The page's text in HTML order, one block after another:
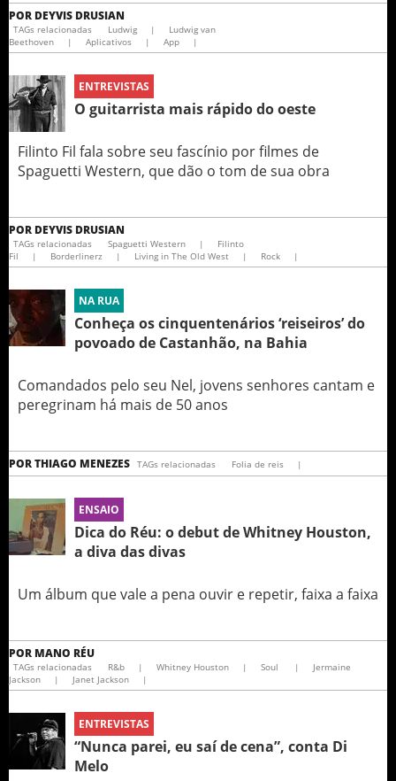
POR DEYVIS DRUSIAN
TAGs relacionadas Ludwig |
Ludwig van
Beethoven
| Aplicativos | App |
ENTREVISTAS
O guitarrista mais rápido do oeste
Filinto Fil fala sobre seu fascínio por filmes de
Spaguetti Western, que dão o tom de sua obra
POR DEYVIS DRUSIAN
TAGs relacionadas Spaguetti Western |
Filinto
Fil
| Borderlinerz | Living in The Old West | Rock |
NA RUA
Conheça os cinquentenários ‘reiseiros’ do
povoado de Castanhão, na Bahia
Comandados pelo seu Nel, jovens senhores cantam e
peregrinam há mais de 50 anos
PORTHIAGO MENEZES TAGs relacionadas Folia de reis |
ENSAIO
Dica do Réu: o debut de Whitney Houston,
a diva das divas
Um álbum que vale a pena ouvir e repetir, faixa a faixa
POR MANO RÉU
TAGs relacionadas R&b | Whitney Houston | Soul |
Jermaine
Jackson
| Janet Jackson |
ENTREVISTAS
“Nunca parei, eu saí de cena”, conta Di
Melo